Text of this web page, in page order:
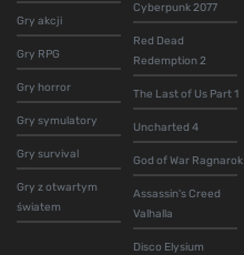
Gry akcji
Gry RPG
Gry horror
Gry symulatory
Gry survival
Gry z otwartym
światem
Cyberpunk 2077
Red Dead
Redemption 2
The Last of Us Part 1
Uncharted 4
God of War Ragnarok
Assassin's Creed
Valhalla
Disco Elysium